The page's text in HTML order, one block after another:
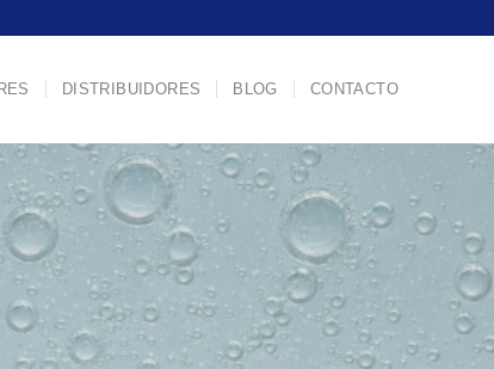
DISTRIBUIDORES BLOG CONTACTO